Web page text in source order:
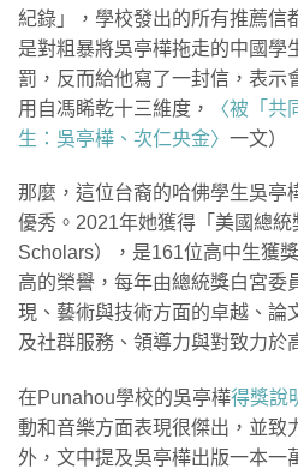
紀錄」，學校發出的所有推薦信
是對粗暴將吳亭樺拖走的中國學
罰，反而給他寫了一封信，表示
用自馮睎乾十三維度，
〈被「
生：吳亭樺、次仁央金〉 一文）
那麼，這位台裔的哈佛學生吳亭
優秀。2021年她獲得「美國總統
Scholars），是161位高中生獲
高的榮譽，每年由總統獎白宮委
現、藝術與技術方面的卓越、論
及社群服務、領導力與對致力於
在Punahou學校的吳亭樺得獎說
動和音樂方面表現很傑出，並致
外，文中提及吳亭樺出版一本一